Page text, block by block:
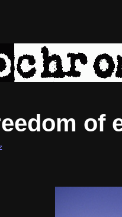
of